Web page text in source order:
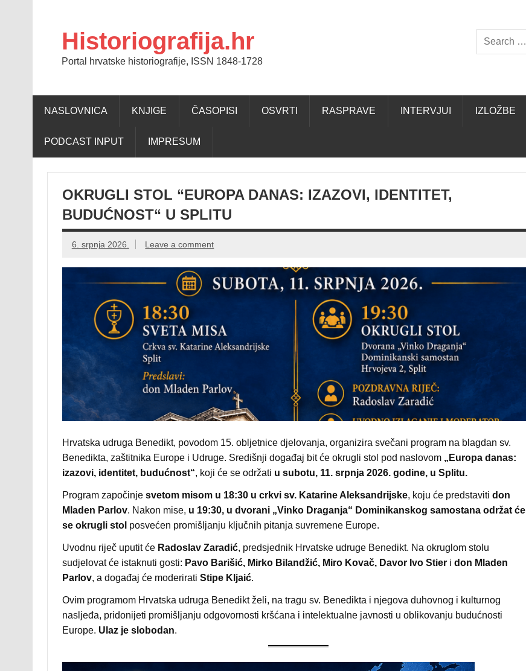
Historiografija.hr
Portal hrvatske historiografije, ISSN 1848-1728
NASLOVNICA KNJIGE ČASOPISI OSVRTI RASPRAVE INTERVJUI IZLOŽBE
PODCAST INPUT IMPRESUM
OKRUGLI STOL “EUROPA DANAS: IZAZOVI, IDENTITET,
BUDUĆNOST“ U SPLITU
6. srpnja 2026. Leave a comment
Hrvatska udruga Benedikt, povodom 15. obljetnice djelovanja, organizira svečani program na blagdan sv.
Benedikta, zaštitnika Europe i Udruge. Središnji događaj bit će okrugli stol pod naslovom „Europa danas:
izazovi, identitet, budućnost“, koji će se održati u subotu, 11. srpnja 2026. godine, u Splitu.
Program započinje svetom misom u 18:30 u crkvi sv. Katarine Aleksandrijske, koju će predstaviti don
Mladen Parlov. Nakon mise, u 19:30, u dvorani „Vinko Draganja“ Dominikanskog samostana održat će
se okrugli stol posvećen promišljanju ključnih pitanja suvremene Europe.
Uvodnu riječ uputit će Radoslav Zaradić, predsjednik Hrvatske udruge Benedikt. Na okruglom stolu
sudjelovat će istaknuti gosti: Pavo Barišić, Mirko Bilandžić, Miro Kovač, Davor Ivo Stier i don Mladen
Parlov, a događaj će moderirati Stipe Kljaić.
Ovim programom Hrvatska udruga Benedikt želi, na tragu sv. Benedikta i njegova duhovnog i kulturnog
nasljeđa, pridonijeti promišljanju odgovornosti kršćana i intelektualne javnosti u oblikovanju budućnosti
Europe. Ulaz je slobodan.